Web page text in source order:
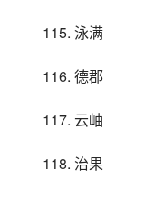
115. 泳满
116. 德郡
117. 云岫
118. 治果